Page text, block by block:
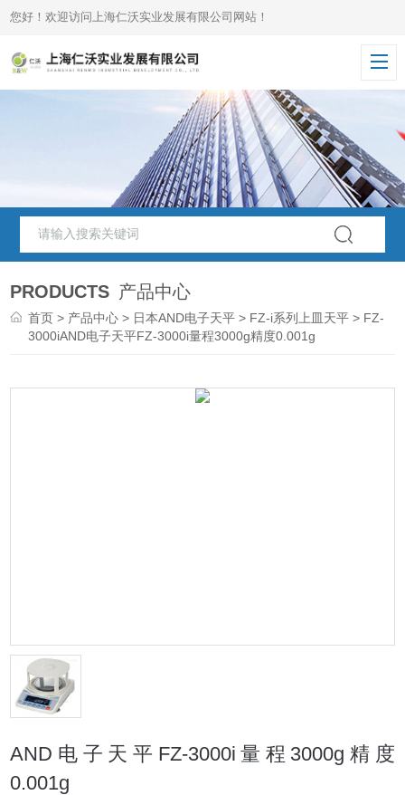
您好！欢迎访问上海仁沃实业发展有限公司网站！
PRODUCTS 产品中心
首页 > 产品中心 > 日本AND电子天平 > FZ-i系列上皿天平 > FZ-
3000iAND电子天平FZ-3000i量程3000g精度0.001g
AND电子天平FZ-3000i量程3000g精度
0.001g